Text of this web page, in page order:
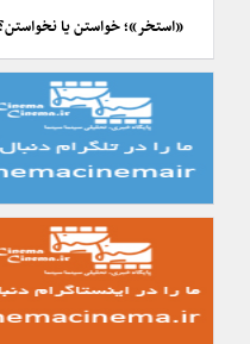
«استخر»؛ خواستن یا